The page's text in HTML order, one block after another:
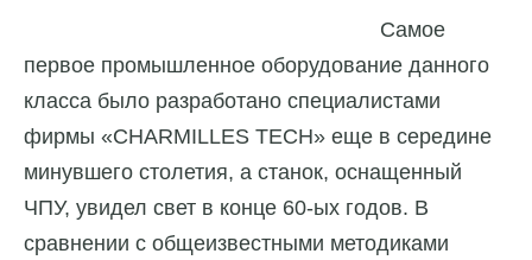
Самое
первое промышленное оборудование данного
класса было разработано специалистами
фирмы «CHARMILLES TECH» еще в середине
минувшего столетия, а станок, оснащенный
ЧПУ, увидел свет в конце 60-ых годов. В
сравнении с общеизвестными методиками